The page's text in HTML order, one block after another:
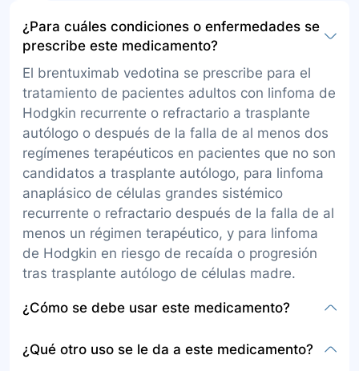
¿Para cuáles condiciones o enfermedades se
prescribe este medicamento?
El brentuximab vedotina se prescribe para el
tratamiento de pacientes adultos con linfoma de
Hodgkin recurrente o refractario a trasplante
autólogo o después de la falla de al menos dos
regímenes terapéuticos en pacientes que no son
candidatos a trasplante autólogo, para linfoma
anaplásico de células grandes sistémico
recurrente o refractario después de la falla de al
menos un régimen terapéutico, y para linfoma
de Hodgkin en riesgo de recaída o progresión
tras trasplante autólogo de células madre.
¿Cómo se debe usar este medicamento?
polvo para preparar solución inyectable. Debe
¿Qué otro uso se le da a este medicamento?